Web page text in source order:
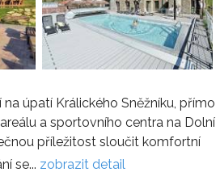
úpatí Králického Sněžníku, přímo
a sportovního centra na Dolní
příležitost sloučit komfortní
se... zobrazit detail